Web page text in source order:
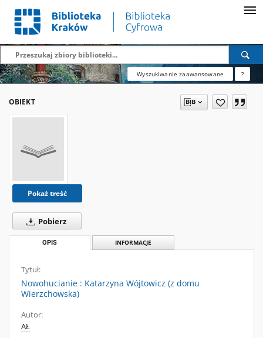
Wyszukiwanie zaawansowane ?
OBIEKT
Pokaż treść
Pobierz
OPIS INFORMACJE
Tytuł:
Nowohucianie : Katarzyna Wójtowicz (z domu
Wierzchowska)
Autor:
AŁ